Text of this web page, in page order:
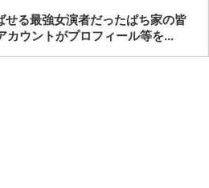
る最強女演者だったぱち家の皆
カウントがプロフィール等を...